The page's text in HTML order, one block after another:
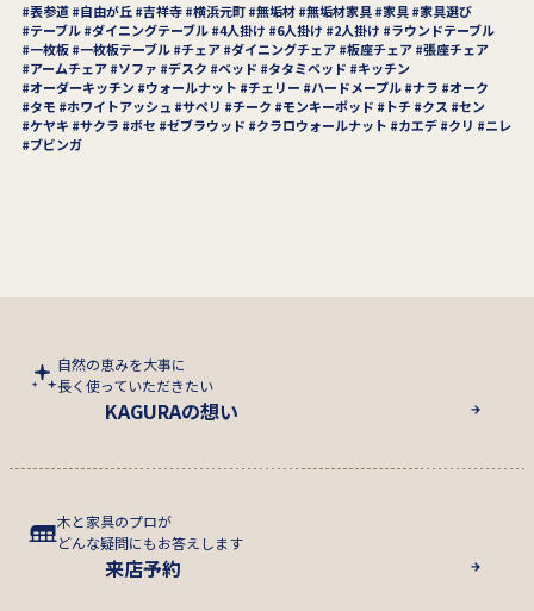
表参道 自由が丘 吉祥寺 横浜元町 無垢材 無垢材家具 家具
家具選び
テーブル ダイニングテーブル 4人掛け 6人掛け 2人掛け
ラウンドテーブル
一枚板 一枚板テーブル チェア ダイニングチェア 板座チェア 張座チェア
アームチェア
ソファ デスク ベッド タタミベッド
キッチン
オーダーキッチン
ウォールナット チェリー ハードメープル ナラ
オーク
タモ
ホワイトアッシュ サペリ チーク モンキーポッド トチ クス
セン
ケヤキ
サクラ ボセ ゼブラウッド クラロウォールナット カエデ クリ
ニレ
ブビンガ
自然の恵みを大事に
長く使っていただきたい
KAGURAの想い
木と家具のプロが
どんな疑問にもお答えします
来店予約